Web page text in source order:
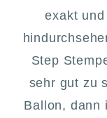
exakt
Step
sehr gut zu
Ballon, dann